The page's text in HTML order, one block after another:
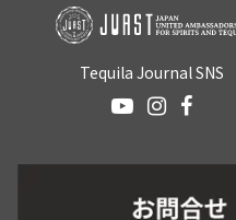
Tequila Journal SNS